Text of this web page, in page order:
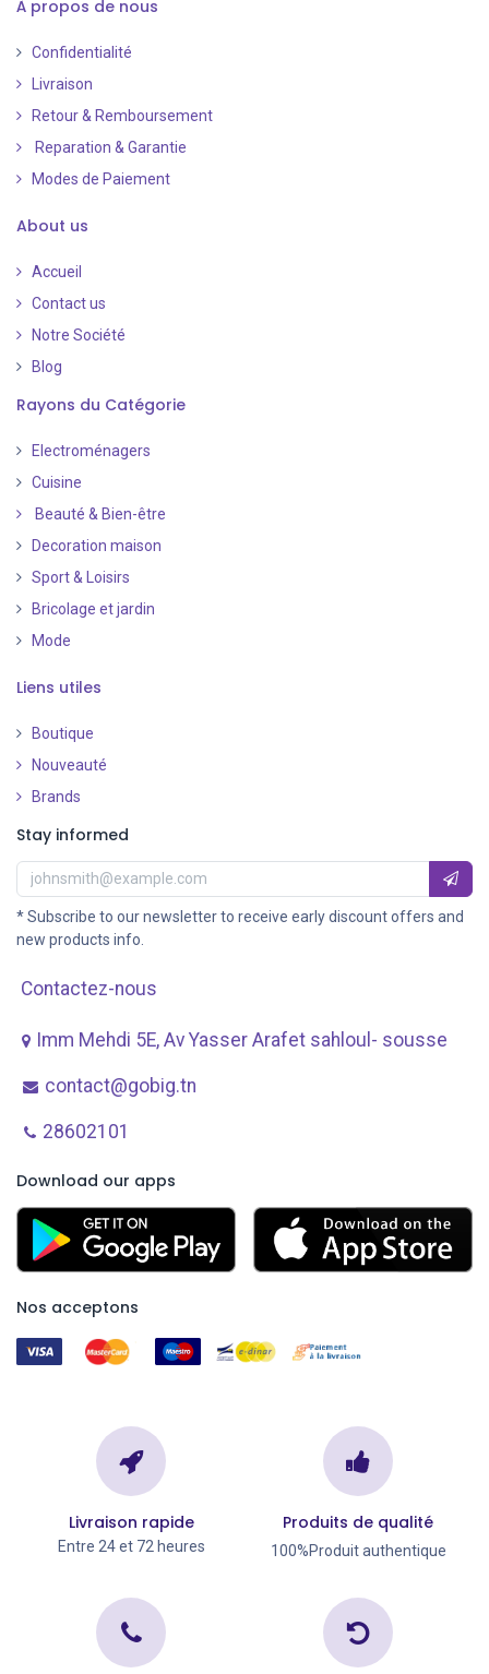
À propos de nous
Confidentialité
Livraison
Retour & Remboursement
Reparation & Garantie
Modes de Paiement
About us
Accueil
Contact us
Notre Société
Blog
Rayons du Catégorie
Electroménagers
Cuisine
Beauté & Bien-être
Decoration maison
Sport & Loisirs
Bricolage et jardin
Mode
Liens utiles
Boutique
Nouveauté
Brands
Stay informed
* Subscribe to our newsletter to receive early discount offers and
new products info.
Contactez-nous
Imm Mehdi 5E, Av ​Yasser Arafet sahloul- sousse
contact@gobig.tn
28602101
Download our apps
Nos acceptons
Livraison rapide
Entre 24 et 72 heures
Produits de qualité
100%Produit authentique